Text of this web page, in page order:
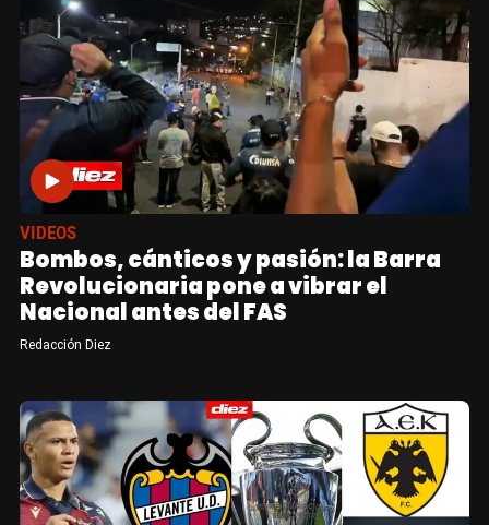
VIDEOS
Bombos, cánticos y pasión: la Barra
Revolucionaria pone a vibrar el
Nacional antes del FAS
Redacción Diez